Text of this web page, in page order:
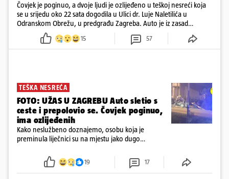
Čovjek je poginuo, a dvoje ljudi je ozlijeđeno u teškoj nesreći koja
se u srijedu oko 22 sata dogodila u Ulici dr. Luje Naletilića u
Odranskom Obrežu, u predgrađu Zagreba. Auto je iz zasad
neutvrđenih razloga sletio s kolnika, a od siline udara vozilo se
prepolovilo.
15 57
TEŠKA NESREĆA
FOTO: UŽAS U ZAGREBU Auto sletio s
ceste i prepolovio se. Čovjek poginuo,
ima ozlijeđenih
Kako neslužbeno doznajemo, osobu koja je
preminula liječnici su na mjestu jako dugo
19 17